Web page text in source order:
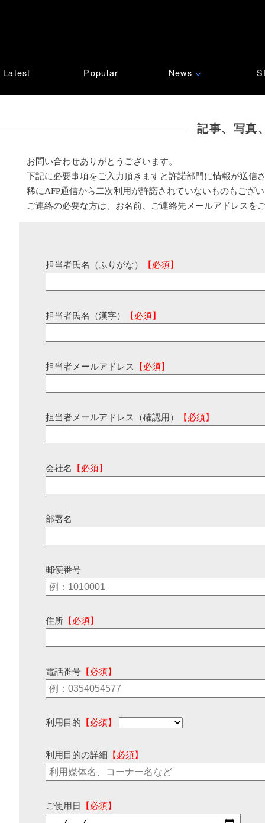
Latest Popular News ∨
記事、写真
お問い合わせありがとうございます。
下記に必要事項をご入力頂きますと許諾部門に情報が送信
稀にAFP通信から二次利用が許諾されていないものもござ
ご連絡の必要な方は、お名前、ご連絡先メールアドレスを
担当者氏名（ふりがな） 【必須】
担当者氏名（漢字） 【必須】
担当者メールアドレス 【必須】
担当者メールアドレス（確認用） 【必須】
会社名 【必須】
部署名
郵便番号
住所 【必須】
電話番号 【必須】
利用目的 【必須】
利用目的の詳細 【必須】
ご使用日 【必須】